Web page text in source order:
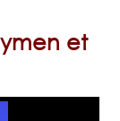
et